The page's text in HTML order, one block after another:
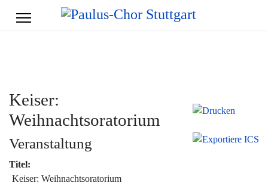
Keiser:
Weihnachtsoratorium
Veranstaltung
Titel:
Keiser: Weihnachtsoratorium